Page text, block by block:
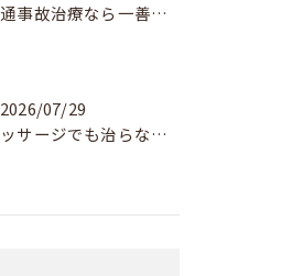
交通事故治療なら一善整骨院・本物のカイロプラクティックを受けることが出来ます
2026/07/29
マッサージでも治らない肩こり・偏頭痛の根本原因とは？浜松市でカイロプラクティックをお探しなら一善整骨院へ